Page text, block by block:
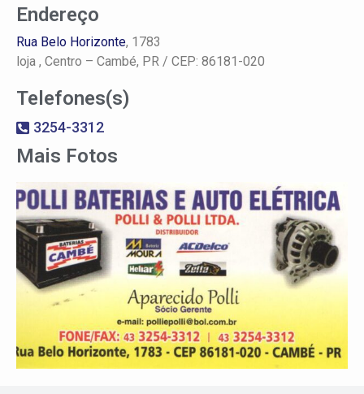
Endereço
Rua Belo Horizonte, 1783
loja , Centro – Cambé, PR / CEP: 86181-020
Telefones(s)
3254-3312
Mais Fotos